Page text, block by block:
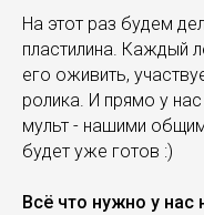
На этот раз будем
пластилина. Каждый
его оживить,
ролика. И прямо у
мульт - нашими
будет уже готов :)
Всё что нужно у нас